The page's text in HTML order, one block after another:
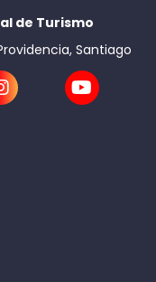
de Turismo
Santiago